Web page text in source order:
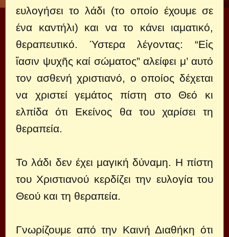
ευλογήσει το λάδι (το οποίο έχουμε σε
ένα καντήλι) και να το κάνει ιαματικό,
θεραπευτικό. Ύστερα λέγοντας: “Εἰς
ἴασιν ψυχῆς καί σώματος” αλείφει μ’ αυτό
τον ασθενή χριστιανό, ο οποίος δέχεται
να χριστεί γεμάτος πίστη στο Θεό κι
ελπίδα ότι Εκείνος θα του χαρίσει τη
θεραπεία.
Το λάδι δεν έχει μαγική δύναμη. Η πίστη
του Χριστιανού κερδίζει την ευλογία του
Θεού και τη θεραπεία.
Γνωρίζουμε από την Καινή Διαθήκη ότι